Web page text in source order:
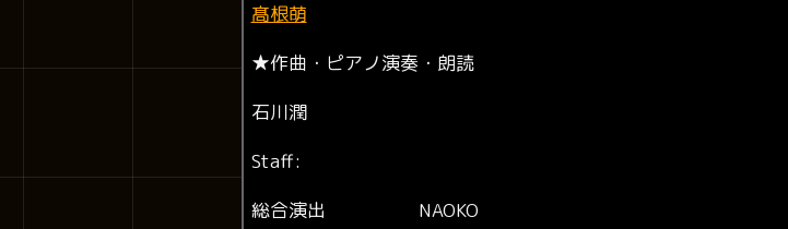
髙根萌
★作曲・ピアノ演奏・朗読
石川潤
Staff:
総合演出 NAOKO